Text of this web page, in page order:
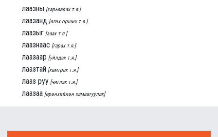
лаазны [харьяалах т.я.]
лаазанд [өгөх орших т.я.]
лаазыг [заах т.я.]
лаазнаас [гарах т.я.]
лаазаар [үйлдэх т.я.]
лаазтай [хамтрах т.я.]
лааз руу [чиглэх т.я.]
лаазаа [ерөнхийлөн хамаатуулах]